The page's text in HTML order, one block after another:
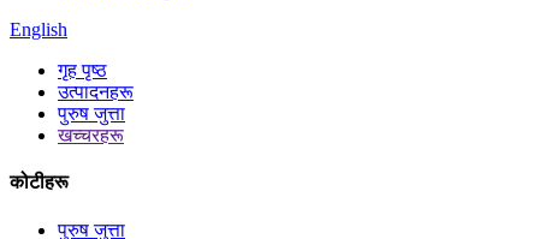
English
गृह पृष्ठ
उत्पादनहरू
पुरुष जुत्ता
खच्चरहरू
कोटीहरू
पुरुष जुत्ता